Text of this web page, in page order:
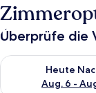
Überprüfe die
Heute
Aug. 6 -
Überprüfe die